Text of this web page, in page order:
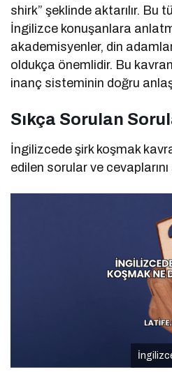
shirk” şeklinde aktarılır. Bu
İngilizce konuşanlara
akademisyenler, din
oldukça önemlidir. Bu
inanç sisteminin doğru
Sıkça Sorulan
İngilizcede şirk koşmak
edilen sorular ve